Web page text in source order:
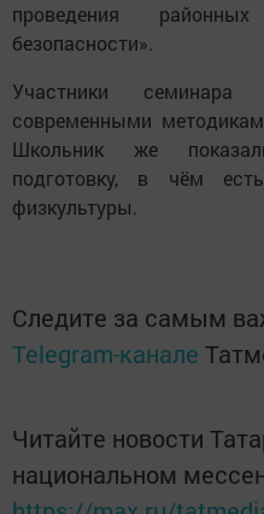
проведения
безопасности».
Участники
современными
Школьник же
подготовку, в чём
физкультуры.
Следите за самым
Telegram-канале
Читайте новости
национальном